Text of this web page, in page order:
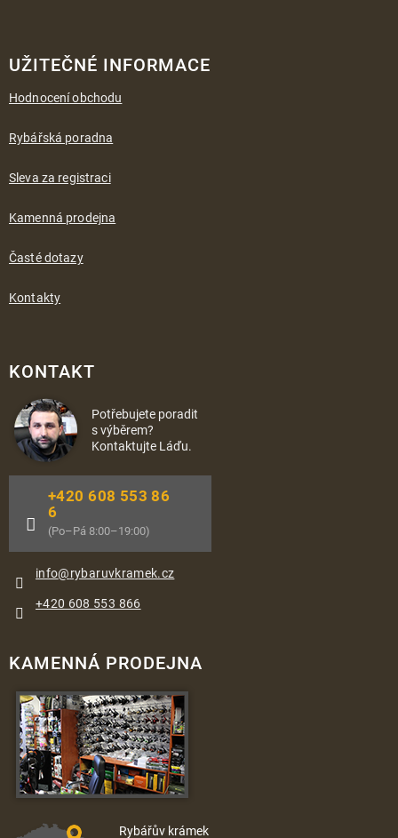
UŽITEČNÉ INFORMACE
Hodnocení obchodu
Rybářská poradna
Sleva za registraci
Kamenná prodejna
Časté dotazy
Kontakty
KONTAKT
Potřebujete poradit
s výběrem?
Kontaktujte Láďu.
info@rybaruvkramek.cz
+420 608 553 86
6
(Po–Pá 8:00–19:00)
+420 608 553 866
KAMENNÁ PRODEJNA
Rybářův krámek